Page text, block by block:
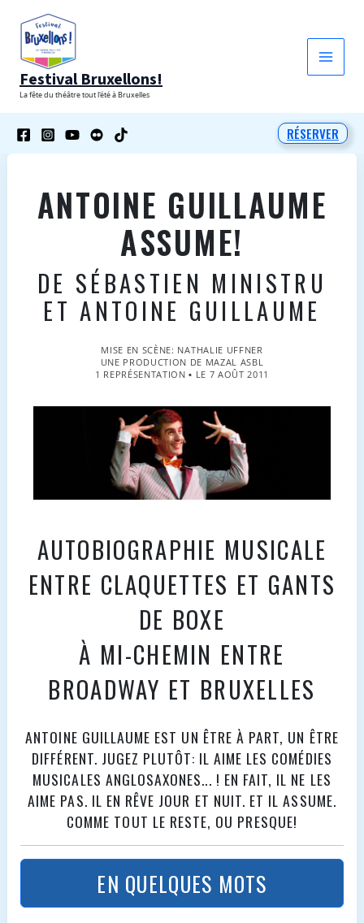
contenu
Festival Bruxellons!
La fête du théâtre tout l'été à Bruxelles
RÉSERVER
ANTOINE GUILLAUME
ASSUME!
DE SÉBASTIEN MINISTRU
ET ANTOINE GUILLAUME
MISE EN SCÈNE: NATHALIE UFFNER
UNE PRODUCTION DE MAZAL ASBL
1 REPRÉSENTATION ▪ LE 7 AOÛT 2011
AUTOBIOGRAPHIE MUSICALE
ENTRE CLAQUETTES ET GANTS
DE BOXE
À MI-CHEMIN ENTRE
BROADWAY ET BRUXELLES
ANTOINE GUILLAUME EST UN ÊTRE À PART, UN ÊTRE
DIFFÉRENT. JUGEZ PLUTÔT: IL AIME LES COMÉDIES
MUSICALES ANGLOSAXONES... ! EN FAIT, IL NE LES
AIME PAS. IL EN RÊVE JOUR ET NUIT. ET IL ASSUME.
COMME TOUT LE RESTE, OU PRESQUE!
EN QUELQUES MOTS